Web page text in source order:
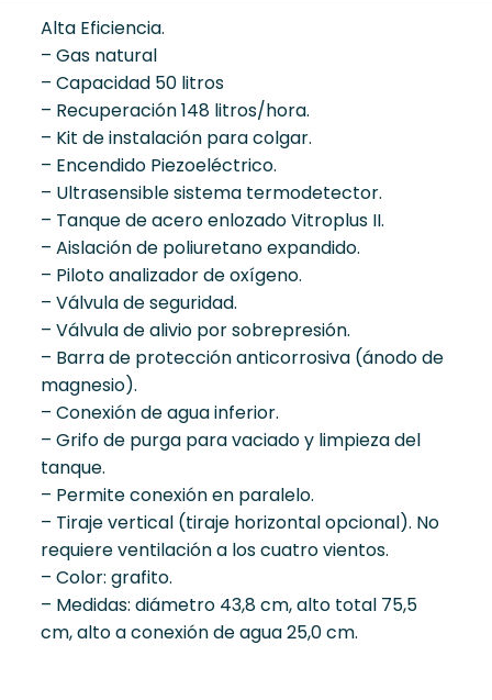
Alta Eficiencia.
– Gas natural
– Capacidad 50 litros
– Recuperación 148 litros/hora.
– Kit de instalación para colgar.
– Encendido Piezoeléctrico.
– Ultrasensible sistema termodetector.
– Tanque de acero enlozado Vitroplus II.
– Aislación de poliuretano expandido.
– Piloto analizador de oxígeno.
– Válvula de seguridad.
– Válvula de alivio por sobrepresión.
– Barra de protección anticorrosiva (ánodo de
magnesio).
– Conexión de agua inferior.
– Grifo de purga para vaciado y limpieza del
tanque.
– Permite conexión en paralelo.
– Tiraje vertical (tiraje horizontal opcional). No
requiere ventilación a los cuatro vientos.
– Color: grafito.
– Medidas: diámetro 43,8 cm, alto total 75,5
cm, alto a conexión de agua 25,0 cm.